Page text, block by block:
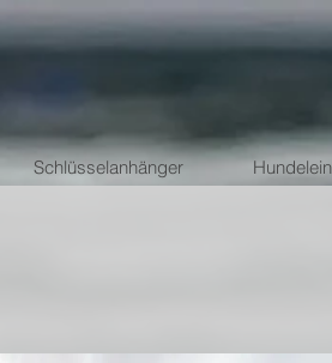
Schlüsselanhänger